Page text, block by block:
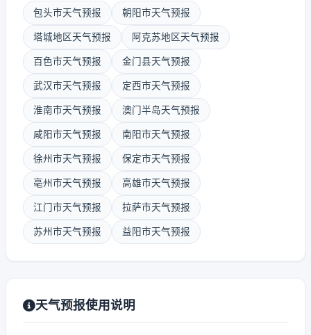
包头市天气预报 朝阳市天气预报
塔城地区天气预报 阿克苏地区天气预报
百色市天气预报 金门县天气预报
武汉市天气预报 定西市天气预报
淮南市天气预报 澳门半岛天气预报
咸阳市天气预报 南阳市天气预报
徐州市天气预报 保定市天气预报
亳州市天气预报 高雄市天气预报
江门市天气预报 拉萨市天气预报
苏州市天气预报 益阳市天气预报
天气预报使用说明